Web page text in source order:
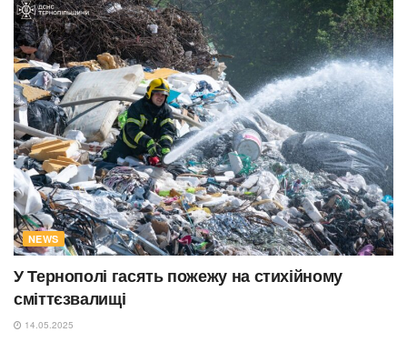
NEWS
У Тернополі гасять пожежу на стихійному
сміттєзвалищі
14.05.2025